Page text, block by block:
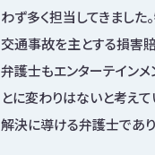
わず多く担当してきまし
交通事故を主とする損害
弁護士もエンターテイン
とに変わりはないと考え
解決に導ける弁護士であり